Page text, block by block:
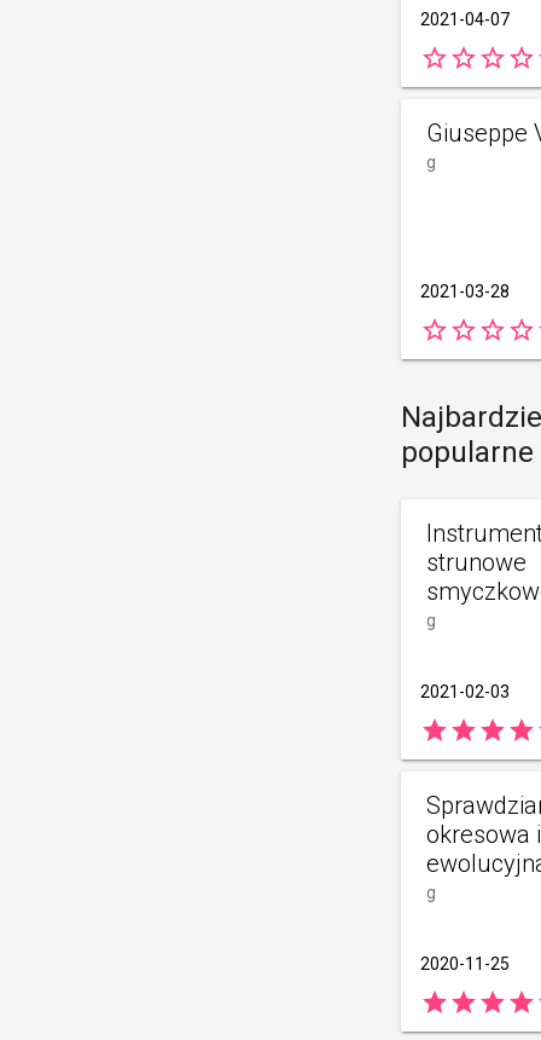
2021-04-07
star_borderstar_borderstar_borderstar_border
Giuseppe
g
2021-03-28
star_borderstar_borderstar_borderstar_border
popularne
strunowe
g
2021-02-03
starstarstarstar
okresowa i
g
2020-11-25
starstarstarstar